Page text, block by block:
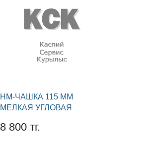
НМ-ЧАШКА 115 ММ
МЕЛКАЯ УГЛОВАЯ
8 800 тг.